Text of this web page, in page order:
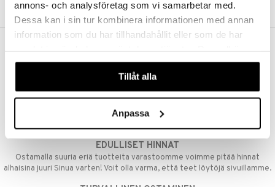
annons- och analysföretag som vi samarbetar med.
Dessa kan i sin tur kombinera informationen med annan
information som du har tillhandahållit eller som de har
våra cookies vid fortsatt användande av vår webbplats.
Tillåt alla
Anpassa
Aina maksuton vaihtoehto, huolimatta siitä ostatko yksittäisen
tuotteen tai koko tilauksellesi joka ylittää 50 €.
NOPEAT TOIMITUKSET
Ennen kello 13.00 tehdyt tilaukset lähetetään normaalisti samana
EDULLISET HINNAT
Ostamalla suuria eriä tuotteita varastoomme voimme pitää hinnat
alhaisina juuri Sinua varten! Voit olla varma, että teet löytöjä sivuillamme.